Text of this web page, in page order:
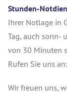
Stunden-
Ihrer Notlage in
Tag, auch sonn-
von 30 Minuten
Rufen Sie uns an:
Wir freuen uns,